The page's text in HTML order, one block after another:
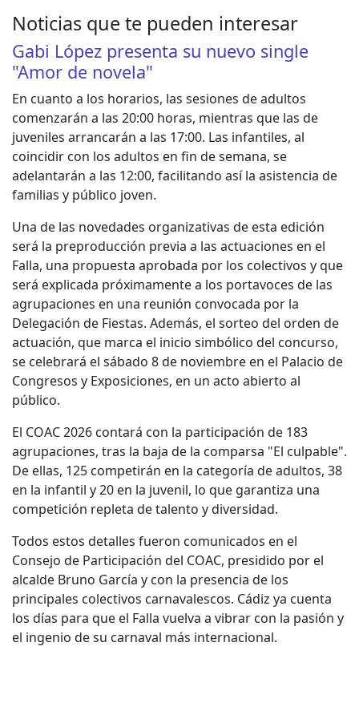
Noticias que te pueden interesar
Gabi López presenta su nuevo single
"Amor de novela"
En cuanto a los horarios, las sesiones de adultos
comenzarán a las 20:00 horas, mientras que las de
juveniles arrancarán a las 17:00. Las infantiles, al
coincidir con los adultos en fin de semana, se
adelantarán a las 12:00, facilitando así la asistencia de
familias y público joven.
Una de las novedades organizativas de esta edición
será la preproducción previa a las actuaciones en el
Falla, una propuesta aprobada por los colectivos y que
será explicada próximamente a los portavoces de las
agrupaciones en una reunión convocada por la
Delegación de Fiestas. Además, el sorteo del orden de
actuación, que marca el inicio simbólico del concurso,
se celebrará el sábado 8 de noviembre en el Palacio de
Congresos y Exposiciones, en un acto abierto al
público.
El COAC 2026 contará con la participación de 183
agrupaciones, tras la baja de la comparsa "El culpable".
De ellas, 125 competirán en la categoría de adultos, 38
en la infantil y 20 en la juvenil, lo que garantiza una
competición repleta de talento y diversidad.
Todos estos detalles fueron comunicados en el
Consejo de Participación del COAC, presidido por el
alcalde Bruno García y con la presencia de los
principales colectivos carnavalescos. Cádiz ya cuenta
los días para que el Falla vuelva a vibrar con la pasión y
el ingenio de su carnaval más internacional.